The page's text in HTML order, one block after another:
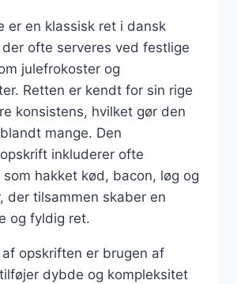
er en klassisk ret i dansk
ofte serveres ved festlige
julefrokoster og
Retten er kendt for sin rige
konsistens, hvilket gør den
mange. Den
inkluderer ofte
hakket kød, bacon, løg og
der tilsammen skaber en
og fyldig ret.
opskriften er brugen af
dybde og kompleksitet